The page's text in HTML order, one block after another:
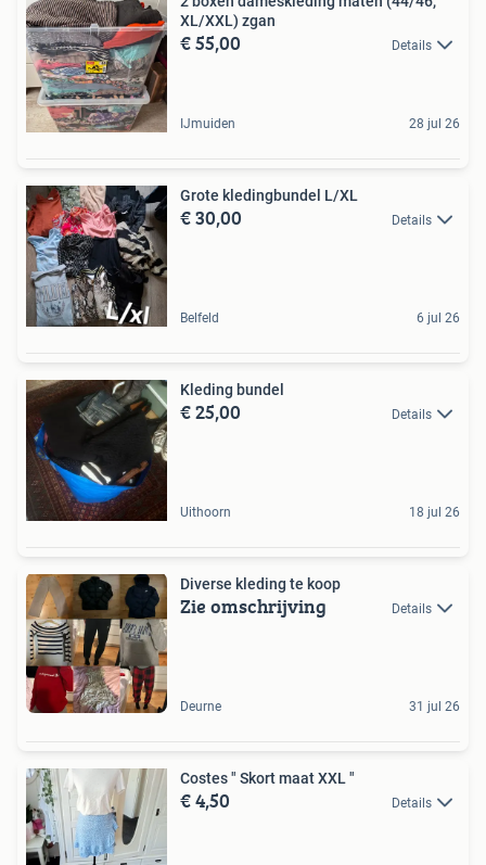
XL/XXL) zgan
€ 55,00 Details
IJmuiden 28 jul 26
Grote kledingbundel L/XL
€ 30,00 Details
Belfeld 6 jul 26
Kleding bundel
€ 25,00 Details
Uithoorn 18 jul 26
Diverse kleding te koop
Zie omschrijving Details
Deurne 31 jul 26
Costes " Skort maat XXL "
€ 4,50 Details